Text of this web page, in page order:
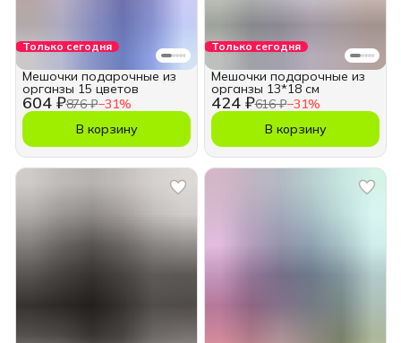
Только сегодня
604 ₽876 ₽−31%
Мешочки подарочные из
органзы 15 цветов
В корзину
Только сегодня
424 ₽616 ₽−31%
Мешочки подарочные из
органзы 13*18 см
В корзину